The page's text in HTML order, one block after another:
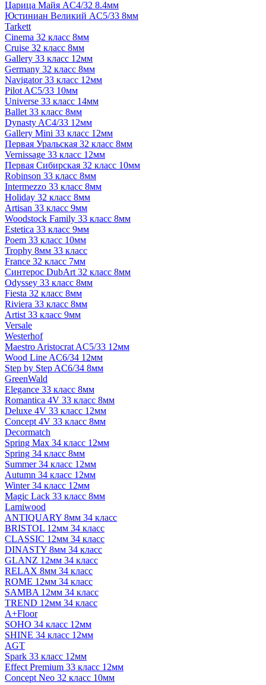
Царица Майя AC4/32 8.4мм
Юстиниан Великий AC5/33 8мм
Tarkett
Cinema 32 класс 8мм
Cruise 32 класс 8мм
Gallery 33 класс 12мм
Germany 32 класс 8мм
Navigator 33 класс 12мм
Pilot AC5/33 10мм
Universe 33 класс 14мм
Ballet 33 класс 8мм
Dynasty AC4/33 12мм
Gallery Mini 33 класс 12мм
Первая Уральская 32 класс 8мм
Vernissage 33 класс 12мм
Первая Сибирская 32 класс 10мм
Robinson 33 класс 8мм
Intermezzo 33 класс 8мм
Holiday 32 класс 8мм
Artisan 33 класс 9мм
Woodstock Family 33 класс 8мм
Estetica 33 класс 9мм
Poem 33 класс 10мм
Trophy 8мм 33 класс
France 32 класс 7мм
Синтерос DubArt 32 класс 8мм
Odyssey 33 класс 8мм
Fiesta 32 класс 8мм
Riviera 33 класс 8мм
Artist 33 класс 9мм
Versale
Westerhof
Maestro Aristocrat AC5/33 12мм
Wood Line AC6/34 12мм
Step by Step AC6/34 8мм
GreenWald
Elegance 33 класс 8мм
Romantica 4V 33 класс 8мм
Deluxe 4V 33 класс 12мм
Concept 4V 33 класс 8мм
Decormatch
Spring Max 34 класс 12мм
Spring 34 класс 8мм
Summer 34 класс 12мм
Autumn 34 класс 12мм
Winter 34 класс 12мм
Magic Lack 33 класс 8мм
Lamiwood
ANTIQUARY 8мм 34 класс
BRISTOL 12мм 34 класс
CLASSIC 12мм 34 класс
DINASTY 8мм 34 класс
GLANZ 12мм 34 класс
RELAX 8мм 34 класс
ROME 12мм 34 класс
SAMBA 12мм 34 класс
TREND 12мм 34 класс
A+Floor
SOHO 34 класс 12мм
SHINE 34 класс 12мм
AGT
Spark 33 класс 12мм
Effect Premium 33 класс 12мм
Concept Neo 32 класс 10мм